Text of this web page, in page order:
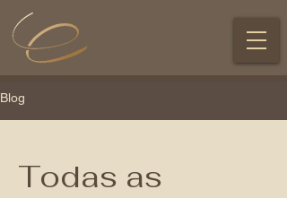
Blog
Todas as